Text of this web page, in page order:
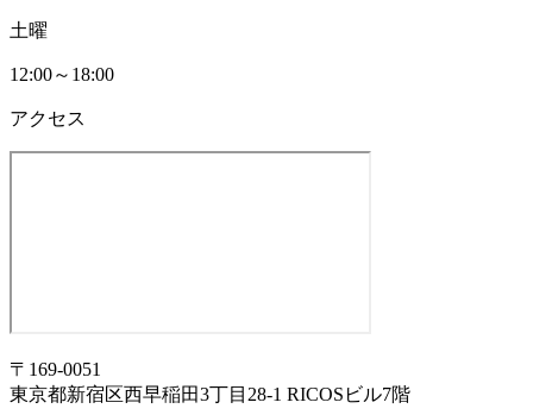
土曜
12:00～18:00
アクセス
〒169-0051
東京都新宿区西早稲田3丁目28-1 RICOSビル7階